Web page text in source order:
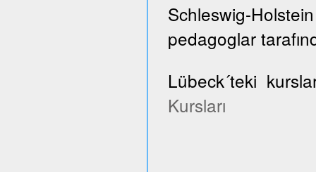
Schleswig-
pedagoglar
Lübeck´teki
Kursları